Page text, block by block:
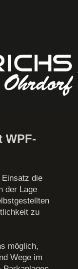
WPF-
die
der Lage
zu
möglich,
Wege im